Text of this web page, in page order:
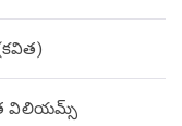
విలియమ్స్